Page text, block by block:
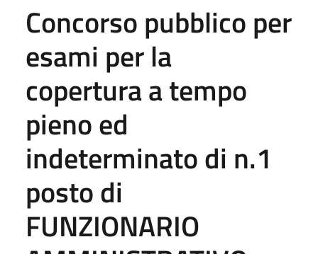
Concorso pubblico per
esami per la
copertura a tempo
pieno ed
indeterminato di n.1
posto di
FUNZIONARIO